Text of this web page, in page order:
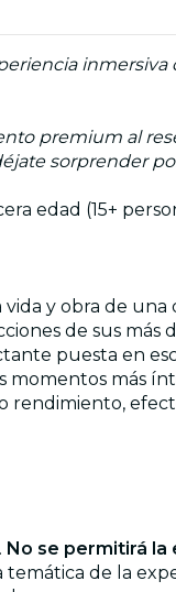
premium al
sorprender
edad (15+
y obra de una
de sus más
puesta en
más
rendimiento,
No se permitirá la
temática de la